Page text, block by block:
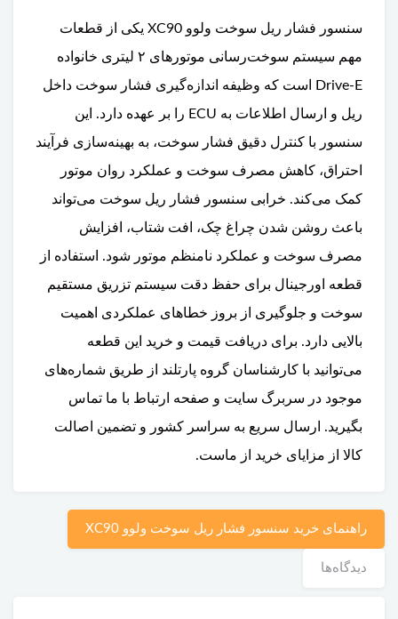
سنسور فشار ریل سوخت ولوو XC90 یکی از قطعات
مهم سیستم سوخت‌رسانی موتورهای ۲ لیتری خانواده
Drive-E است که وظیفه اندازه‌گیری فشار سوخت داخل
ریل و ارسال اطلاعات به ECU را بر عهده دارد. این
سنسور با کنترل دقیق فشار سوخت، به بهینه‌سازی فرآیند
احتراق، کاهش مصرف سوخت و عملکرد روان موتور
کمک می‌کند. خرابی سنسور فشار ریل سوخت می‌تواند
باعث روشن شدن چراغ چک، افت شتاب، افزایش
مصرف سوخت و عملکرد نامنظم موتور شود. استفاده از
قطعه اورجینال برای حفظ دقت سیستم تزریق مستقیم
سوخت و جلوگیری از بروز خطاهای عملکردی اهمیت
بالایی دارد. برای دریافت قیمت و خرید این قطعه
می‌توانید با کارشناسان گروه پارتلند از طریق شماره‌های
موجود در سربرگ سایت و صفحه ارتباط با ما تماس
بگیرید. ارسال سریع به سراسر کشور و تضمین اصالت
کالا از مزایای خرید از ماست.
راهنمای خرید سنسور فشار ریل سوخت ولوو XC90
دیدگاه‌ها